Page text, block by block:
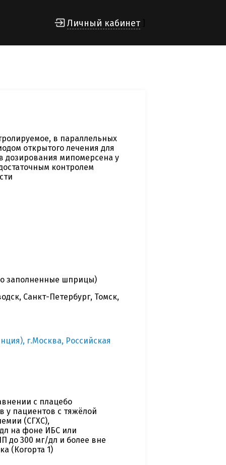
Личный кабинет
в параллельных
открытого лечения для
дозирования мипомерсена у
контролем
заполненные шприцы)
Санкт-Петербург, Томск,
г.Москва, Российская
с плацебо
у пациентов с тяжёлой
(СГХС),
на фоне ИБС или
до 300 мг/дл и более вне
(Когорта 1)